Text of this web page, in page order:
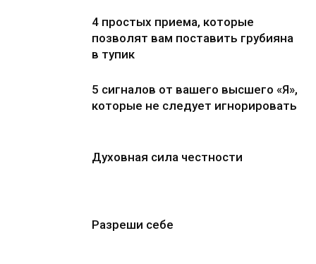
4 простых приема, которые
позволят вам поставить грубияна
в тупик
5 сигналов от вашего высшего «Я»,
которые не следует игнорировать
Духовная сила честности
Разреши себе